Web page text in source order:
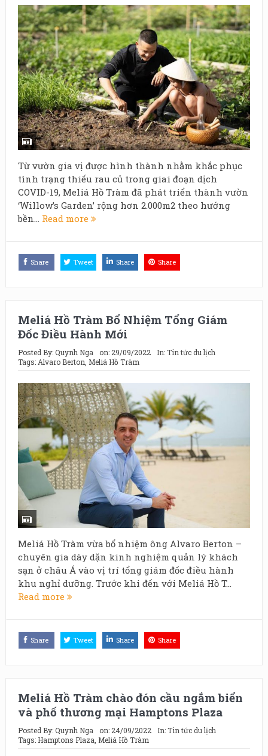
Từ vườn gia vị được hình thành nhằm khắc phục
tình trạng thiếu rau củ trong giai đoạn dịch
COVID-19, Meliá Hồ Tràm đã phát triển thành vườn
‘Willow’s Garden’ rộng hơn 2.000m2 theo hướng
bền... Read more
Share Tweet Share Share
Meliá Hồ Tràm Bổ Nhiệm Tổng Giám
Đốc Điều Hành Mới
Posted By:Quynh Nga on:29/09/2022 In:Tin tức du lịch
Tags:Alvaro Berton, Meliá Hồ Tràm
Meliá Hồ Tràm vừa bổ nhiệm ông Alvaro Berton –
chuyên gia dày dặn kinh nghiệm quản lý khách
sạn ở châu Á vào vị trí tổng giám đốc điều hành
khu nghỉ dưỡng. Trước khi đến với Meliá Hồ T...
Read more
Share Tweet Share Share
Meliá Hồ Tràm chào đón cầu ngắm biển
và phố thương mại Hamptons Plaza
Posted By:Quynh Nga on: 24/09/2022 In:Tin tức du lịch
Tags: Hamptons Plaza Meliá Hồ Tràm